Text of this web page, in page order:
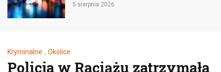
5 sierpnia 2026
Kryminalne , Okolice
Policja w Raciążu zatrzymała